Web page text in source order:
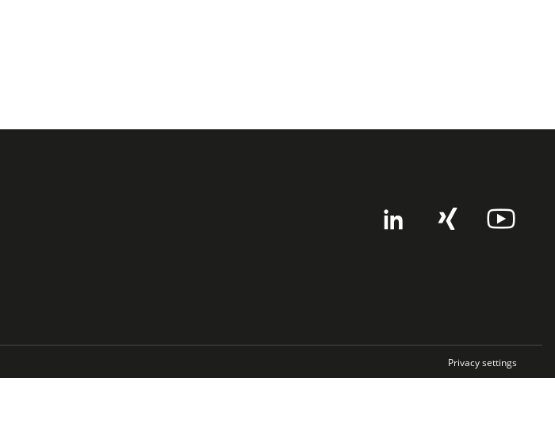
Privacy settings